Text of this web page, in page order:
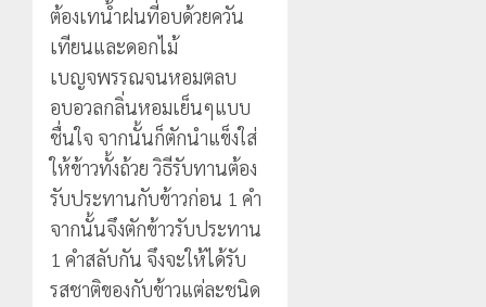
ต้องเทน้ำฝนที่อบด้วยควัน
เทียนและดอกไม้
เบญจพรรณจนหอมตลบ
อบอวลกลิ่นหอมเย็นๆแบบ
ชื่นใจ จากนั้นก็ตักนำแข็งใส่
ให้ข้าวทั้งถ้วย วิธีรับทานต้อง
รับประทานกับข้าวก่อน 1 คำ
จากนั้นจึงตักข้าวรับประทาน
1 คำสลับกัน จึงจะให้ได้รับ
รสชาติของกับข้าวแต่ละชนิด